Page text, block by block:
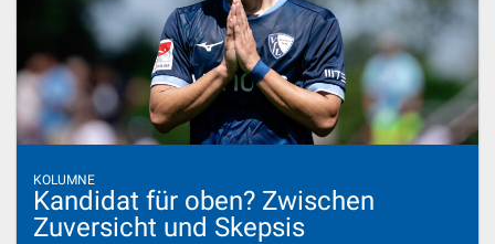
KOLUMNE
Kandidat für oben? Zwischen
Zuversicht und Skepsis